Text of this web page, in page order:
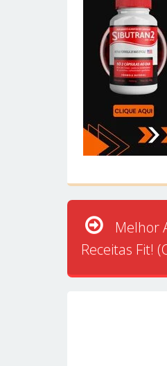
Melhor
Receitas Fit!